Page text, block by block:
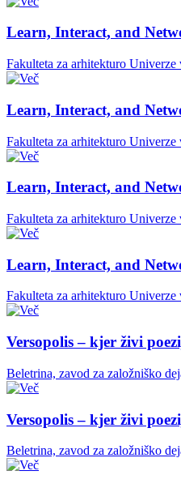
Learn, Interact, and
Fakulteta za arhitekturo
Learn, Interact, and
Fakulteta za arhitekturo
Learn, Interact, and
Fakulteta za arhitekturo
Learn, Interact, and
Fakulteta za arhitekturo
Versopolis – kjer živi
Beletrina, zavod za založniško
Versopolis – kjer živi
Beletrina, zavod za založniško